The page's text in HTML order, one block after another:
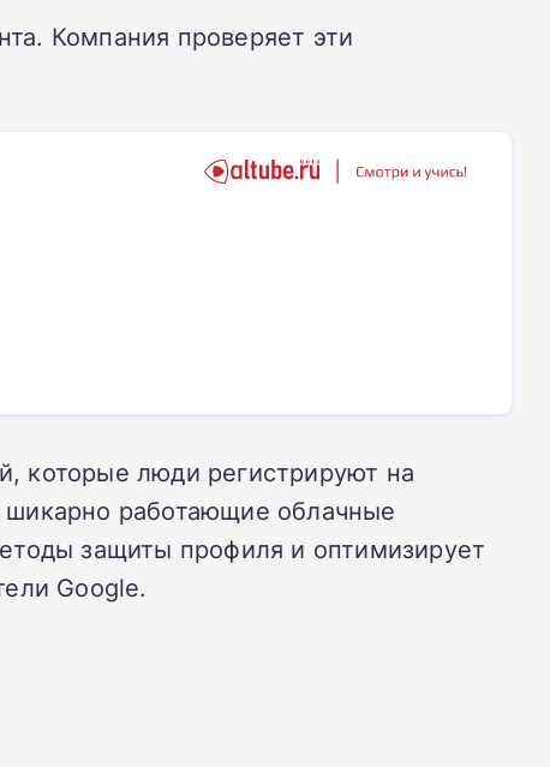
Компания проверяет эти
которые люди регистрируют на
работающие облачные
защиты профиля и оптимизирует
Google.